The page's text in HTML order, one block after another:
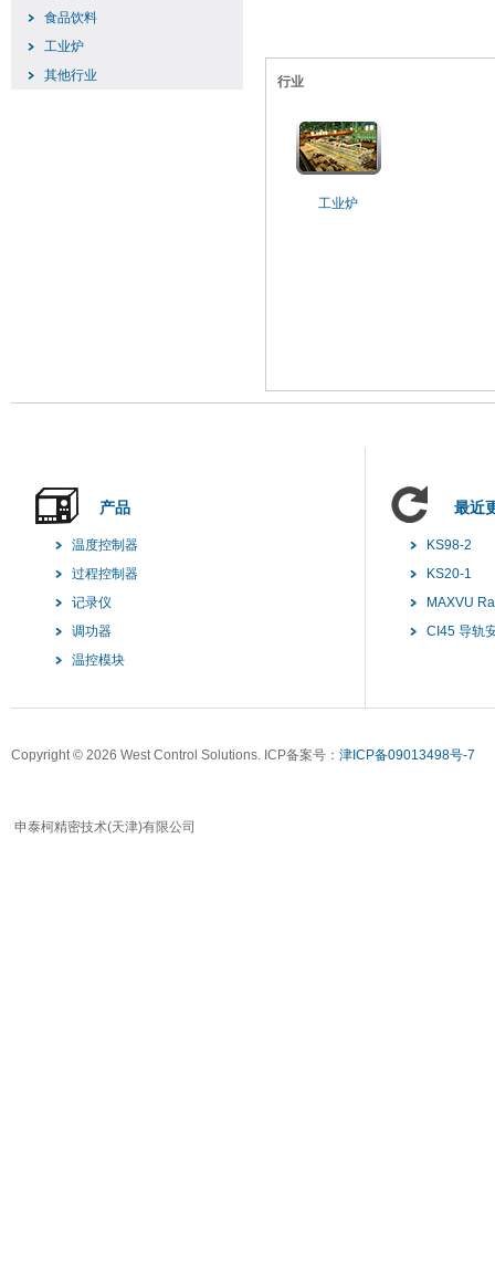
食品饮料
工业炉
其他行业
行业
工业炉
产品
温度控制器
过程控制器
记录仪
调功器
温控模块
最近
KS98-2
KS20-1
MAXVU
CI45 导轨
Copyright © 2026 West Control Solutions. ICP备案号： 津ICP备09013498号-7
申泰柯精密技术(天津)有限公司